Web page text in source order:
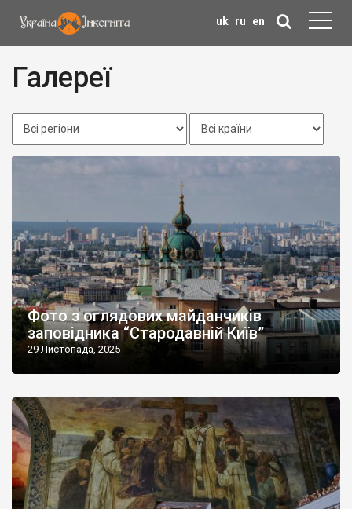
uk ru en
Галереї
Фото з оглядових майданчиків
заповідника “Стародавній Київ”
29 Листопада, 2025